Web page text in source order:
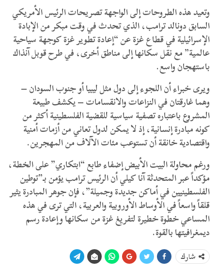
وتعيد هذه الطروحات إلى الواجهة تصريحات الرئيس الأمريكي
السابق دونالد ترامب، الذي تحدث في وقت مبكر من الإبادة
الإسرائيلية في قطاع غزة عن “إعادة تطوير غزة كوجهة سياحية
عالمية” مع نقل سكانها إلى مناطق أخرى، في طرح قوبل آنذاك
باستهجان واسع.
ويرى خبراء أن اللجوء إلى دول مثل ليبيا أو جنوب السودان –
وهما غارقتان في النزاعات والانقسامات – يكشف طبيعة
المشروع باعتباره تصفية سياسية للقضية الفلسطينية أكثر من
كونه مبادرة إنسانية، إذ لا يمكن لدول تعاني من أزمات أمنية
واقتصادية خانقة أن تستوعب مئات الآلاف من المهجرين.
ورغم محاولة البيت الأبيض إضفاء طابع “ابتكاري” على الخطة،
مؤكداً عبر المتحدثة آنا كيلي أن الرئيس ترامب يؤمن بـ”توطين
الفلسطينيين في أماكن جديدة وجميلة”، فإن جوهر المبادرة يثير
قلقاً واسعاً في الأوساط الأوروبية والعربية، التي ترى في هذه
المساعي خطوة خطيرة لتفريغ غزة من سكانها وإعادة رسم
ديمغرافيتها بالقوة.
شارك